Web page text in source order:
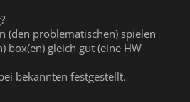
(den problematischen) spielen
box(en) gleich gut (eine HW
bekannten festgestellt.